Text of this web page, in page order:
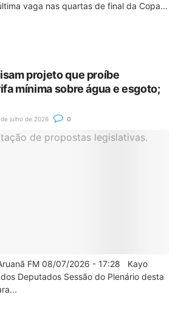
vaga nas quartas de final da Copa...
projeto que proíbe
mínima sobre água e esgoto;
julho de 2026 0
FM 08/07/2026 - 17:28 Kayo
Deputados Sessão do Plenário desta